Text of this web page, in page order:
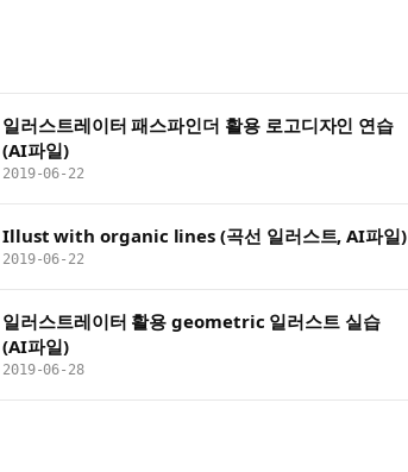
일러스트레이터 패스파인더 활용 로고디자인 연습
(AI파일)
2019-06-22
Illust with organic lines (곡선 일러스트, AI파일)
2019-06-22
일러스트레이터 활용 geometric 일러스트 실습
(AI파일)
2019-06-28